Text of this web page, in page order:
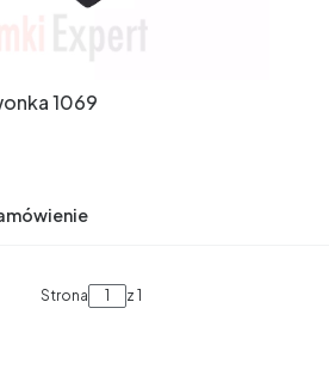
1069
Strona
z 1